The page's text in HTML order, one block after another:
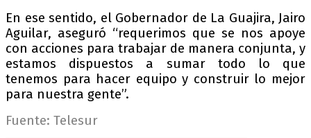
En ese sentido, el Gobernador de La Guajira, Jairo
Aguilar, aseguró “requerimos que se nos apoye
con acciones para trabajar de manera conjunta, y
estamos dispuestos a sumar todo lo que
tenemos para hacer equipo y construir lo mejor
para nuestra gente”.
Fuente: Telesur